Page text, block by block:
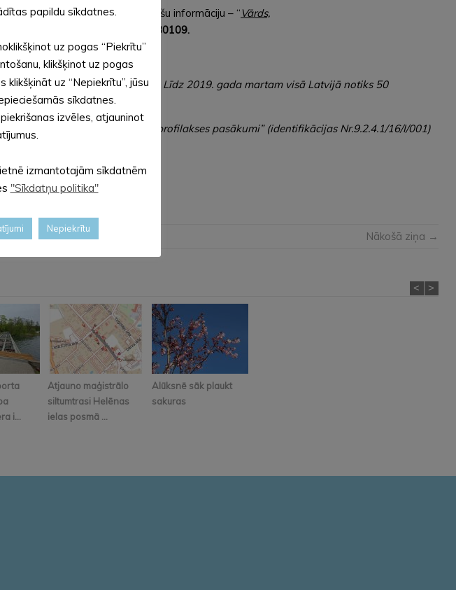
, e-pastā norādot sekojošu informāciju – “ Vārds,
uz tālruņa numuru 26180109.
profilakses pasākumi” ietvaros. Līdz 2019. gada martam visā Latvijā notiks 50
veicināšanas un slimību profilakses pasākumi” (identifikācijas Nr.9.2.4.1/16/I/001)
Nākošā ziņa →
i...
Atjauno maģistrālo
siltumtrasi Helēnas
ielas posmā ...
Alūksnē sāk plaukt
sakuras
< >
papildu sīkdatnes.
uz pogas “Piekrītu”
klikšķinot uz pogas
klikšķināt uz “Nepiekrītu”, jūsu
sīkdatnes.
izvēles, atjauninot
izmantotajām sīkdatnēm
"Sīkdatņu politika"
Nepiekrītu